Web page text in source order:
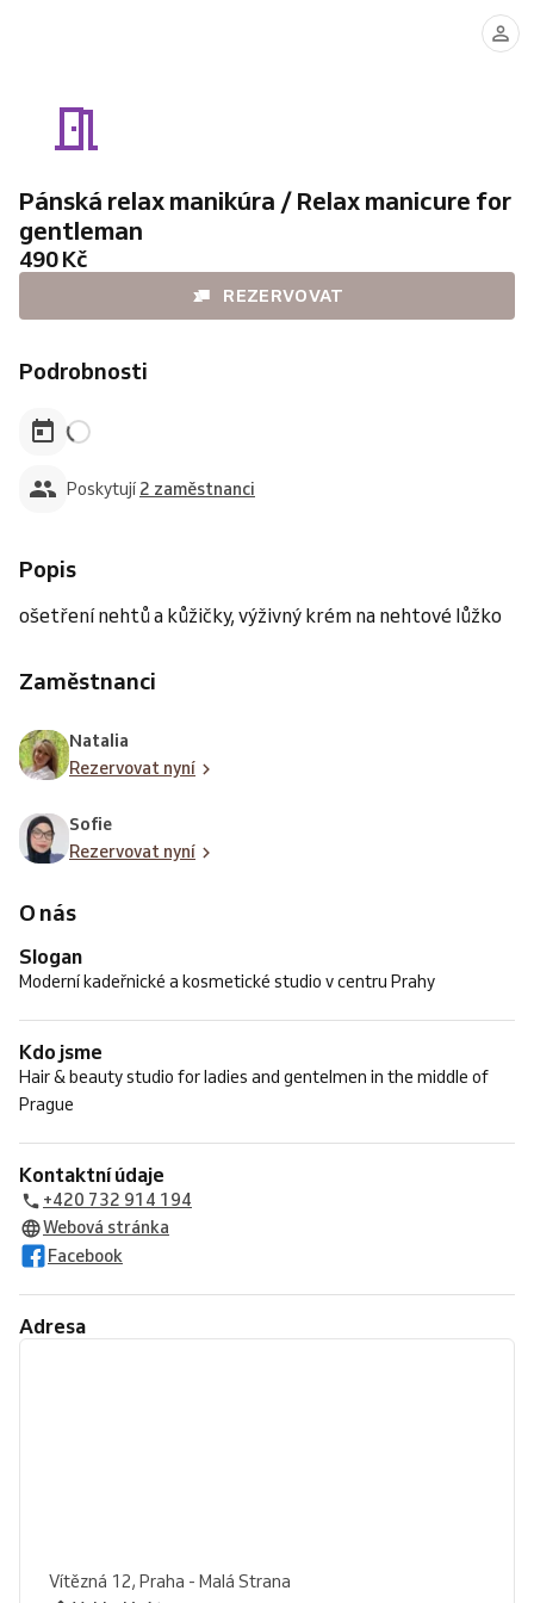
Pánská relax manikúra / Relax manicure for
gentleman
490 Kč
REZERVOVAT
Podrobnosti
Poskytují 2 zaměstnanci
Popis
ošetření nehtů a kůžičky, výživný krém na nehtové lůžko
Zaměstnanci
Natalia
Rezervovat nyní
Sofie
Rezervovat nyní
O nás
Slogan
Moderní kadeřnické a kosmetické studio v centru Prahy
Kdo jsme
Hair & beauty studio for ladies and gentelmen in the middle of
Prague
Kontaktní údaje
+420 732 914 194
Webová stránka
Facebook
Adresa
Vítězná 12, Praha - Malá Strana